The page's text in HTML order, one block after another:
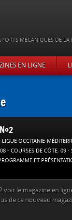
MÉCANIQUES DE
EN LIGNE
LIGUE OCCITANIE-
08 - COURSES DE CÔTE, 09 -
ET
voir le magazine en
de ce nouveau